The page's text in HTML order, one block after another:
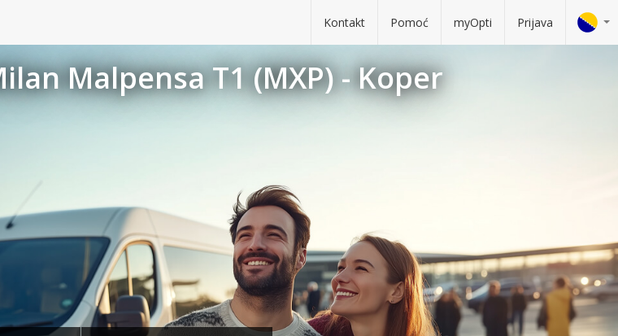
Kontakt Pomoć myOpti Prijava
Malpensa T1 (MXP) - Koper